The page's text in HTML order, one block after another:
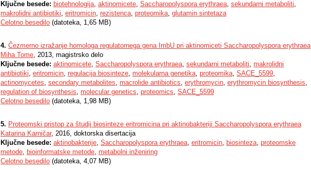
Ključne besede: biotehnologija, aktinomicete, Saccharopolyspora erythraea, sekundarni metaboliti,
makrolidni antibiotiki, eritromicin, rezistenca, proteomika, glutamin sintetaza
Celotno besedilo (datoteka, 1,65 MB)
4. Čezmerno izražanje homologa regulatornega gena ImbU pri aktinomiceti Saccharopolyspora erythraea
Miha Tome, 2013, magistrsko delo
Ključne besede: aktinomicete, Saccharopolyspora erythraea, sekundarni metaboliti, makrolidni
antibiotiki, eritromicin, regulacija biosinteze, molekularna genetika, proteomika, SACE_5599,
actinomycetes, secondary metabolites, macrolide antibiotics, erythromycin, erythromycin biosynthesis,
regulation of biosynthesis, molecular genetics, proteomics, SACE_5599
Celotno besedilo (datoteka, 1,98 MB)
5. Proteomski pristop za študij biosinteze eritromicina pri aktinobakteriji Saccharopolyspora erythraea
Katarina Karničar, 2016, doktorska disertacija
Ključne besede: aktinobakterije, Saccharopolyspora erythraea, eritromicin, biosinteza, proteomske
metode, bioinformatske metode, metabolni inženiring
Celotno besedilo (datoteka, 4,07 MB)